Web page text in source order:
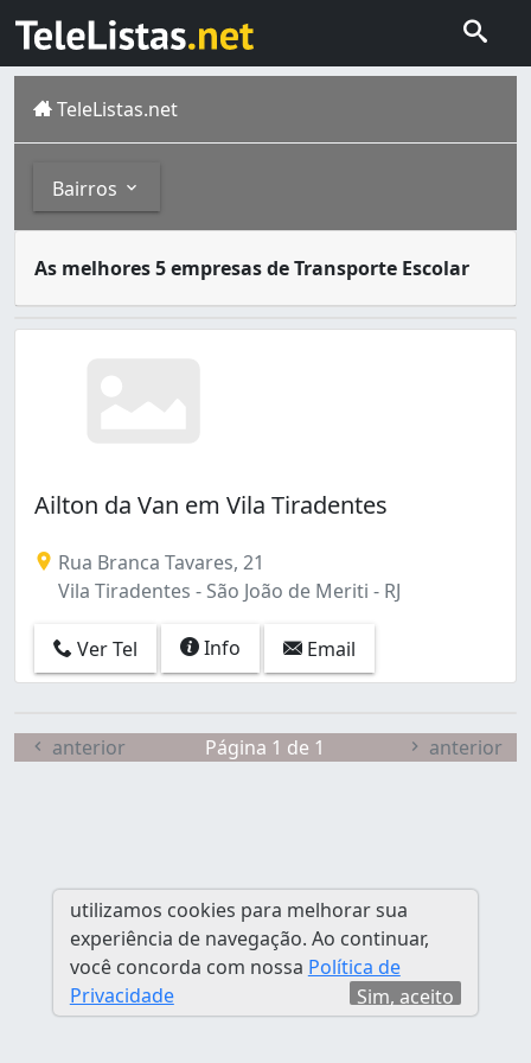
TeleListas.net
Bairros
As melhores 5 empresas de Transporte Escolar
São João de Meriti é um município brasileiro do estado
Ailton da Van em Vila Tiradentes
Rua Branca Tavares, 21
Vila Tiradentes - São João de Meriti - RJ
Ver Tel Info Email
anterior Página 1 de 1 anterior
utilizamos cookies para melhorar sua
experiência de navegação. Ao continuar,
você concorda com nossa Política de
Privacidade
Sim, aceito